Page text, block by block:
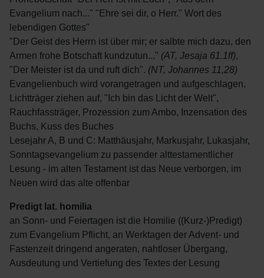
Evangelium nach..." "Ehre sei dir, o Herr." Wort des
lebendigen Gottes"
"Der Geist des Herrn ist über mir; er salbte mich dazu, den
Armen frohe Botschaft kundzutun..." (AT, Jesaja 61.1ff),
"Der Meister ist da und ruft dich". (NT, Johannes 11,28)
Evangelienbuch wird vorangetragen und aufgeschlagen,
Lichtträger ziehen auf, "Ich bin das Licht der Welt",
Rauchfassträger, Prozession zum Ambo, Inzensation des
Buchs, Kuss des Buches
Lesejahr A, B und C: Matthäusjahr, Markusjahr, Lukasjahr,
Sonntagsevangelium zu passender alttestamentlicher
Lesung - im alten Testament ist das Neue verborgen, im
Neuen wird das alte offenbar
Predigt lat. homilia
an Sonn- und Feiertagen ist die Homilie ((Kurz-)Predigt)
zum Evangelium Pflicht, an Werktagen der Advent- und
Fastenzeit dringend angeraten, nahtloser Übergang,
Ausdeutung und Vertiefung des Textes der Lesung